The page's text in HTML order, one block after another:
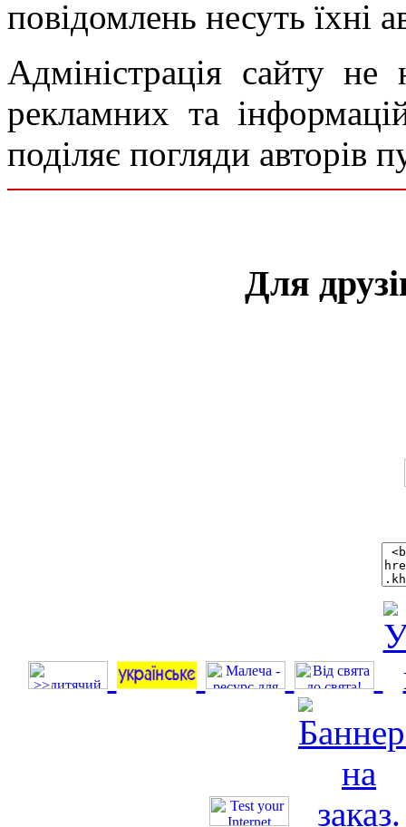
повідомлень несуть їхні
Адміністрація сайту не
рекламних та
поділяє погляди авторів
Для